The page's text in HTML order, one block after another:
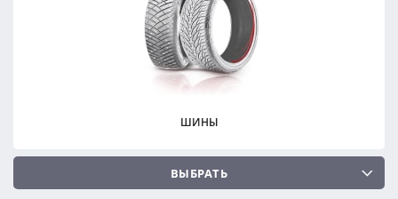
Сбросить
ПОДОБРАТЬ
Сбросить
ШИНЫ
ВЫБРАТЬ